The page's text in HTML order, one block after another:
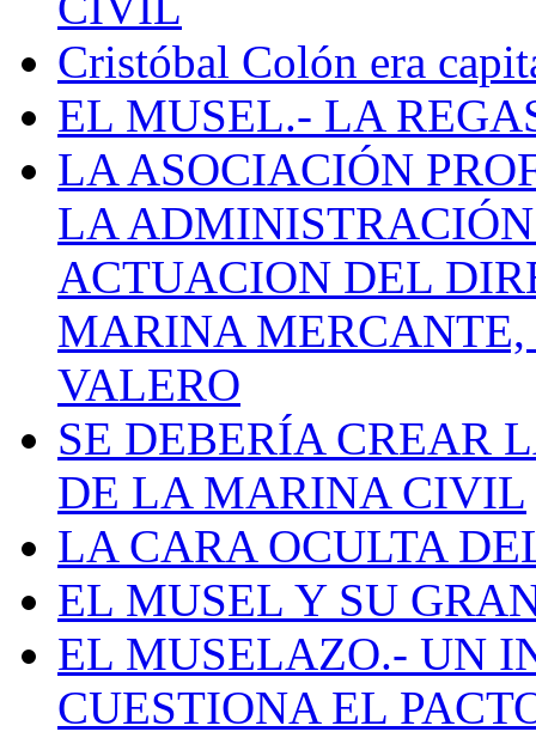
Cristóbal Colón era
EL MUSEL.- LA
LA ASOCIACIÓN
LA
ACTUACION DEL
MARINA
VALERO
SE DEBERÍA CREAR
DE LA MARINA CIVIL
LA CARA OCULTA
EL MUSEL Y SU
EL MUSELAZO.- UN
CUESTIONA EL